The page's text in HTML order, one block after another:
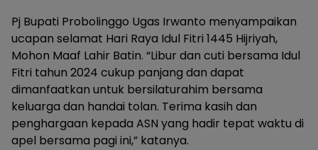
Pj Bupati Probolinggo Ugas Irwanto menyampaikan
ucapan selamat Hari Raya Idul Fitri 1445 Hijriyah,
Mohon Maaf Lahir Batin. “Libur dan cuti bersama Idul
Fitri tahun 2024 cukup panjang dan dapat
dimanfaatkan untuk bersilaturahim bersama
keluarga dan handai tolan. Terima kasih dan
penghargaan kepada ASN yang hadir tepat waktu di
apel bersama pagi ini,” katanya.